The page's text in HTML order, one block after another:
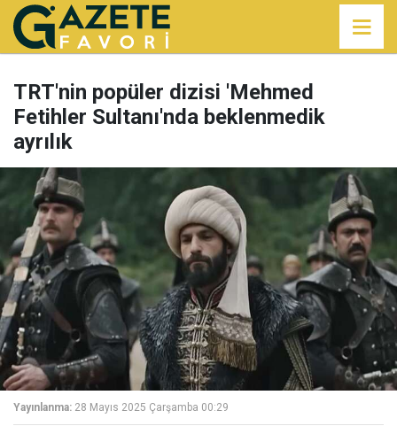
TRT'nin popüler dizisi 'Mehmed
Fetihler Sultanı'nda beklenmedik
ayrılık
Yayınlanma: 28 Mayıs 2025 Çarşamba 00:29